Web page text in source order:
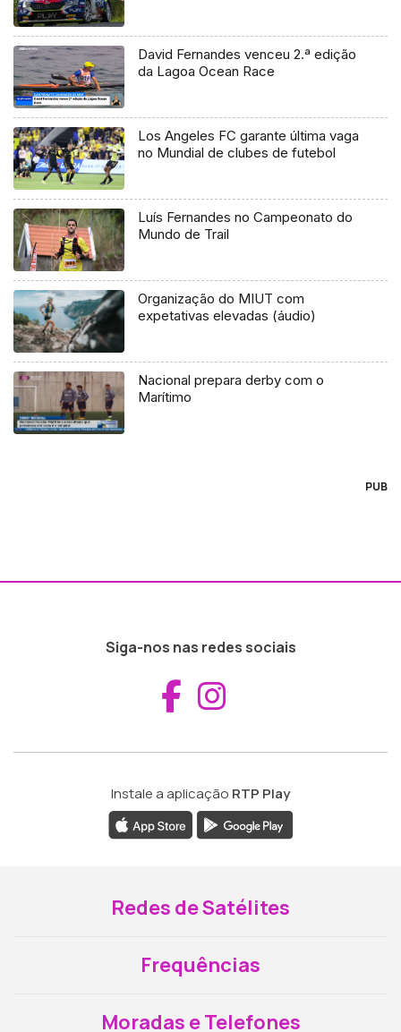
David Fernandes venceu 2.ª edição
da Lagoa Ocean Race
Los Angeles FC garante última vaga
no Mundial de clubes de futebol
Luís Fernandes no Campeonato do
Mundo de Trail
Organização do MIUT com
expetativas elevadas (áudio)
Nacional prepara derby com o
Marítimo
PUB
Siga-nos nas redes sociais
Aceder ao
Instale a aplicação RTP Play
Redes de Satélites
Frequências
Moradas e Telefones